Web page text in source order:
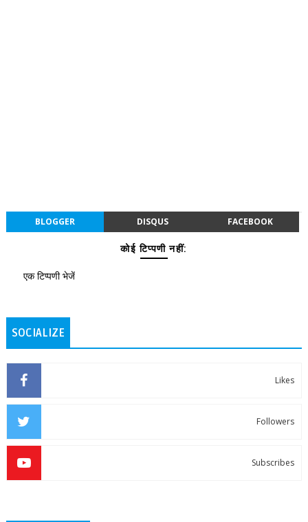
BLOGGER DISQUS FACEBOOK
कोई टिप्पणी नहीं:
एक टिप्पणी भेजें
SOCIALIZE
Likes
Followers
Subscribes